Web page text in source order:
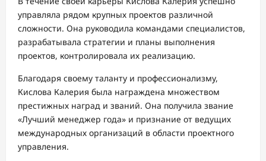
управляла рядом крупных проектов различной
сложности. Она руководила командами специалистов,
разрабатывала стратегии и планы выполнения
проектов, контролировала их реализацию.
Благодаря своему таланту и профессионализму,
Кислова Калерия была награждена множеством
престижных наград и званий. Она получила звание
«Лучший менеджер года» и признание от ведущих
международных организаций в области проектного
управления.